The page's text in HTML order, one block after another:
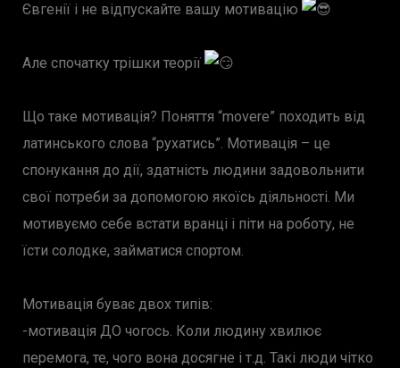
Євгенії і не відпускайте вашу мотивацію
Але спочатку трішки теорії
Що таке мотивація? Поняття “movere” походить від
латинського слова “рухатись”. Мотивація – це
спонукання до дії, здатність людини задовольнити
свої потреби за допомогою якоїсь діяльності. Ми
мотивуємо себе встати вранці і піти на роботу, не
їсти солодке, займатися спортом.
Мотивація буває двох типів:
-мотивація ДО чогось. Коли людину хвилює
перемога, те, чого вона досягне і т.д. Такі люди чітко